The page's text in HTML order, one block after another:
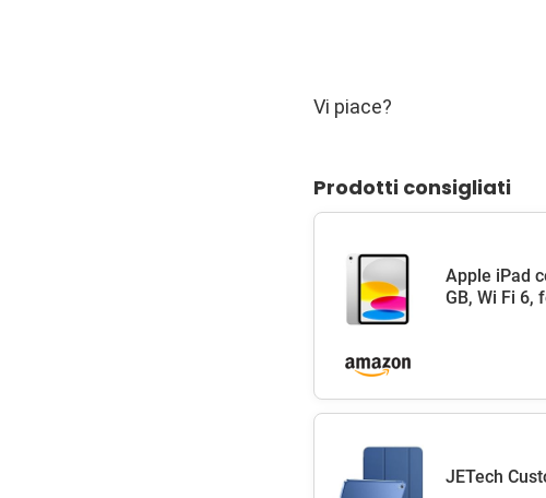
Vi piace?
Prodotti consigliati
Apple iPad
GB, Wi Fi 6,
JETech